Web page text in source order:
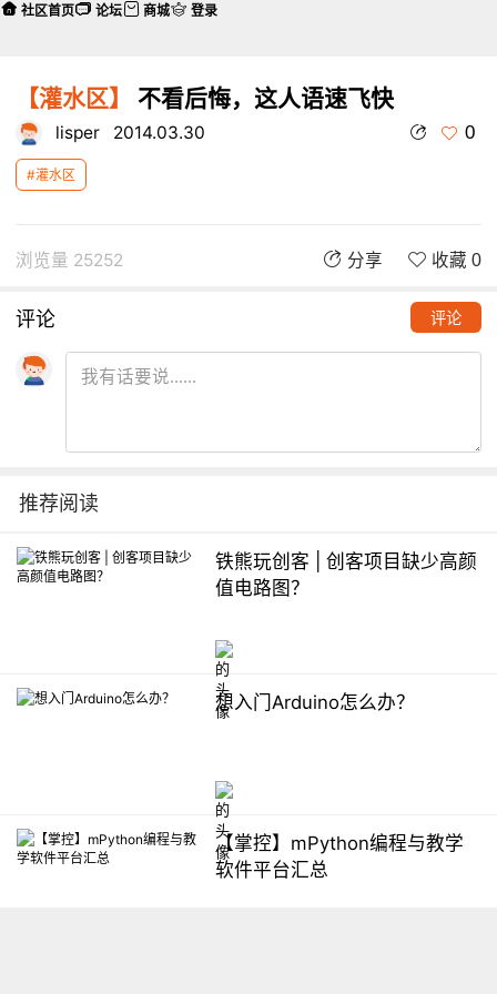
【灌水区】 不看后悔，这人语速飞快
lisper 2014.03.30 0
#灌水区
浏览量 25252 分享 收藏 0
评论 评论
推荐阅读
铁熊玩创客 | 创客项目缺少高颜
值电路图？
想入门Arduino怎么办？
【掌控】mPython编程与教学
软件平台汇总
社区首页 论坛 商城 登录